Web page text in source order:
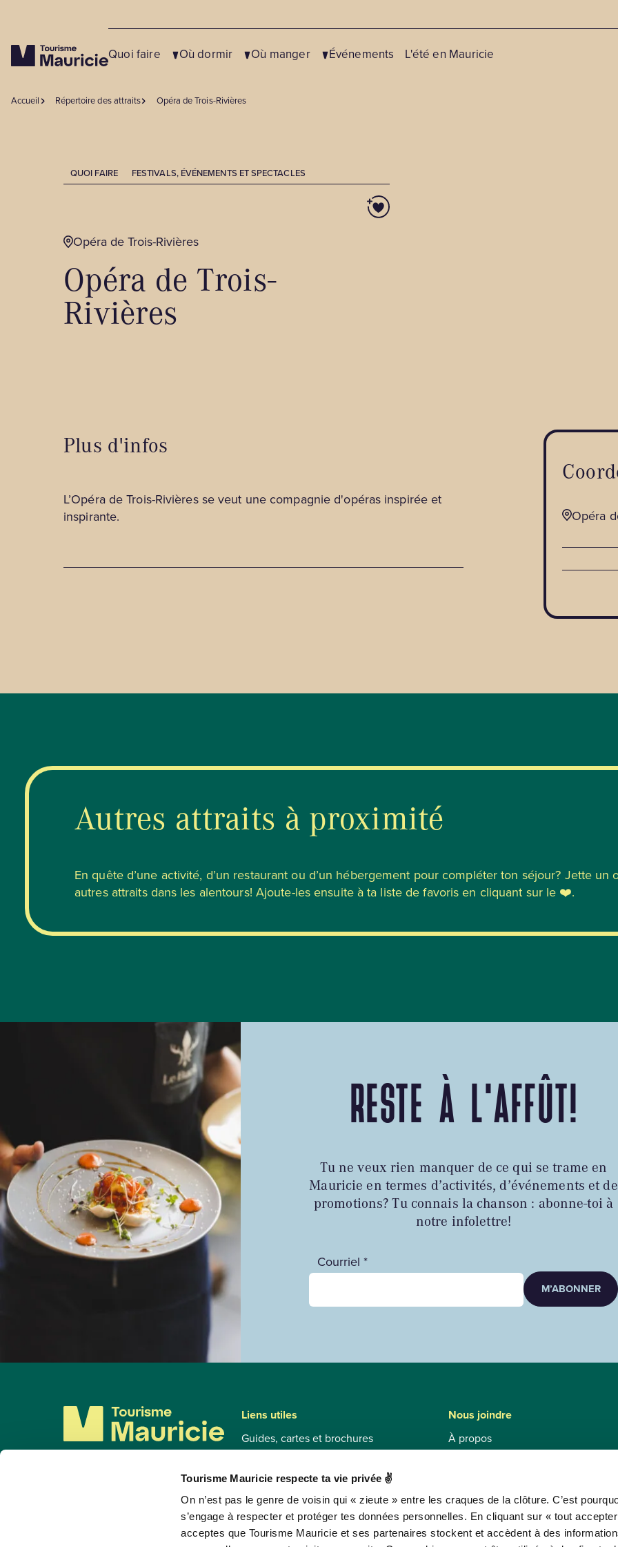
Tourisme Mauricie respecte ta vie privée ✌
On n’est pas le genre de voisin qui « zieute » entre les craques de la clôture. C’est
s’engage à respecter et protéger tes données personnelles. En cliquant sur « tout
acceptes que Tourisme Mauricie et ses partenaires stockent et accèdent à des
Quoi faire Où dormir Où manger Événements L'été en Mauricie
Accueil Répertoire des attraits Opéra de Trois-Rivières
QUOI FAIRE FESTIVALS, ÉVÉNEMENTS ET SPECTACLES
Opéra de Trois-Rivières
Opéra de Trois-
Rivières
Plus d'infos
L’Opéra de Trois-Rivières se veut une compagnie d'opéras inspirée et
inspirante.
Opéra
Autres attraits à proximité
En quête d’une activité, d’un restaurant ou d’un hébergement pour compléter ton séjour? Jette
autres attraits dans les alentours! Ajoute-les ensuite à ta liste de favoris en cliquant sur le ❤️.
RESTE À L'AFFÛT!
Tu ne veux rien manquer de ce qui se trame en
Mauricie en termes d’activités, d’événements et de
promotions? Tu connais la chanson : abonne-toi à
notre infolettre!
Courriel *
M’ABONNER
info@tourismemauricie.com
Liens utiles
Guides, cartes et brochures
Accès à la région et état des routes
Cocktail de la Mauricie
Foire aux questions
S'installer en Mauricie
Nous joindre
À propos
Traitement des insatisfactions